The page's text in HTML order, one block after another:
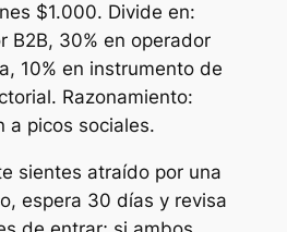
$1.000. Divide en:
B2B, 30% en operador
10% en instrumento de
Razonamiento:
a picos sociales.
sientes atraído por una
espera 30 días y revisa